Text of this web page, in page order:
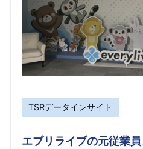
TSRデータインサイト
エブリライブの元従業